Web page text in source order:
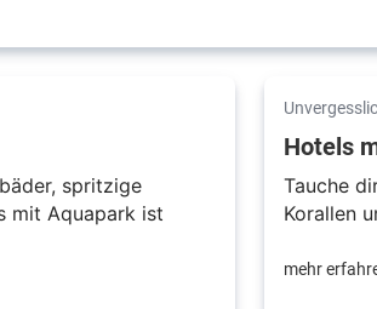
spritzige
mit Aquapark ist
Hotels
Tauche
Korallen
mehr